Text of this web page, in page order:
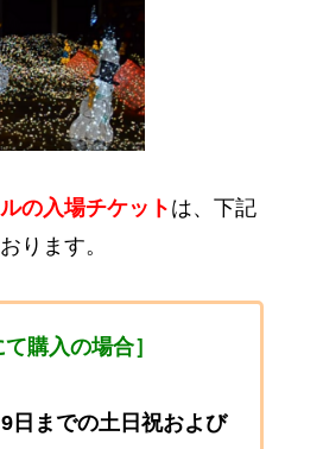
の入場チケット は、下記
ります。
て購入の場合］
9日までの土日祝および